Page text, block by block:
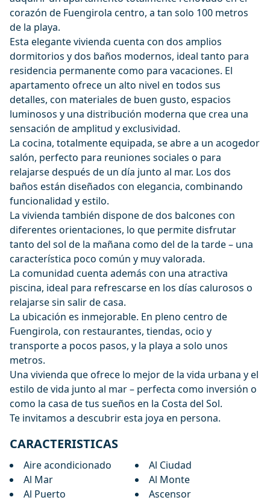
corazón de Fuengirola centro, a tan solo 100 metros
de la playa.
Esta elegante vivienda cuenta con dos amplios
dormitorios y dos baños modernos, ideal tanto para
residencia permanente como para vacaciones. El
apartamento ofrece un alto nivel en todos sus
detalles, con materiales de buen gusto, espacios
luminosos y una distribución moderna que crea una
sensación de amplitud y exclusividad.
La cocina, totalmente equipada, se abre a un acogedor
salón, perfecto para reuniones sociales o para
relajarse después de un día junto al mar. Los dos
baños están diseñados con elegancia, combinando
funcionalidad y estilo.
La vivienda también dispone de dos balcones con
diferentes orientaciones, lo que permite disfrutar
tanto del sol de la mañana como del de la tarde – una
característica poco común y muy valorada.
La comunidad cuenta además con una atractiva
piscina, ideal para refrescarse en los días calurosos o
relajarse sin salir de casa.
La ubicación es inmejorable. En pleno centro de
Fuengirola, con restaurantes, tiendas, ocio y
transporte a pocos pasos, y la playa a solo unos
metros.
Una vivienda que ofrece lo mejor de la vida urbana y el
estilo de vida junto al mar – perfecta como inversión o
como la casa de tus sueños en la Costa del Sol.
Te invitamos a descubrir esta joya en persona.
CARACTERISTICAS
Aire acondicionado
Al Ciudad
Al Mar
Al Monte
Al Puerto
Ascensor